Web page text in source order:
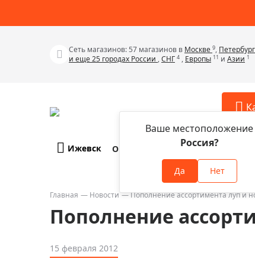
Сеть магазинов: 57 магазинов в Москве 9,
и еще 25 городах России ,СНГ 4 , Европы 11 и Азии 1
Телескопы
Бинокли
Зрительные трубы
Ижевск
Ваше местоположение
Россия?
Да Нет
О компании Оплата и
Главная Новости Пополнение ассортимента луп и
Пополнение
15 февраля 2012